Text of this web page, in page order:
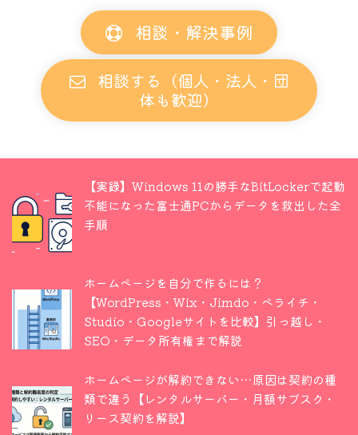
相談・解決事例
相談する（個人・法人・団
体も歓迎）
【実録】Windows 11の勝手なBitLockerで起動
不能になった富士通PCからデータを救出した全
手順
ホームページを自分で作るには？
【WordPress・Wix・Jimdo・ペライチ・
Studio・Googleサイトを比較】引っ越し・
SEO・データ所有権まで解説
ホームページが解約できない…原因は契約の種
類で違う【レンタルサーバー・月額サブスク・
リース契約を解説】